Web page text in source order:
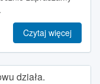
Czytaj więcej
działa.